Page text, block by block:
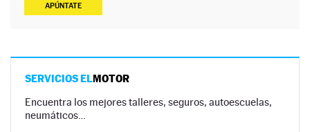
APÚNTATE
SERVICIOS ELMOTOR
Encuentra los mejores talleres, seguros, autoescuelas,
neumáticos…